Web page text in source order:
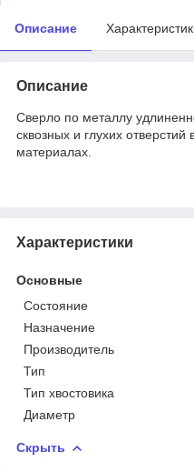
Описание
Описание
Сверло по металлу
сквозных и глухих
материалах.
Характеристики
Основные
Состояние
Назначение
Производитель
Тип
Тип хвостовика
Диаметр
Скрыть